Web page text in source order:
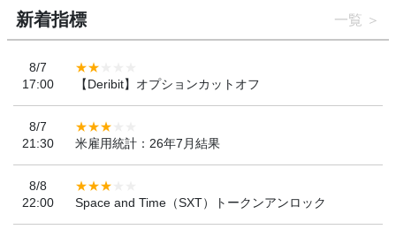
新着指標 一覧
8/7
17:00
【Deribit】オプションカットオフ
8/7
21:30
米雇用統計：26年7月結果
8/8
22:00
Space and Time（SXT）トークンアンロック